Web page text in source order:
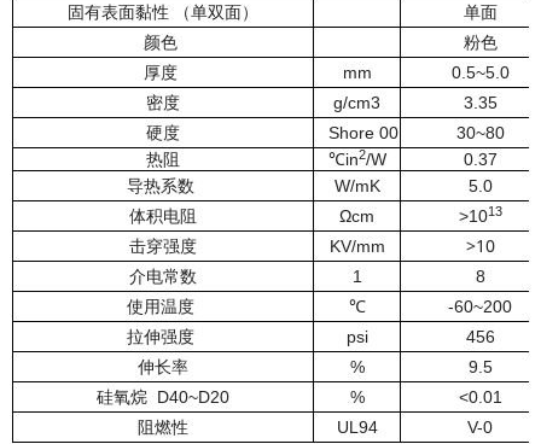
固有表面黏性 （单双面）
单面
颜色
粉色
厚度
mm
0.5~5.0
密度
g/cm3
3.35
硬度
Shore 00
30~80
热阻 ℃in2/W
0.37
导热系数
W/mK
5.0
体积电阻
Ωcm >1013
击穿强度 KV/mm >10
介电常数 1
8
使用温度
℃
-60~200
拉伸强度
psi
456
伸长率
%
9.5
硅氧烷 D40~D20 %
<0.01
阻燃性
UL94 V-0